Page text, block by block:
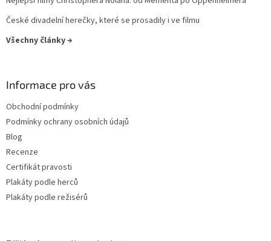
Drew Barrymore 32
Jiřina Bohdalová 32
Martin Růžek 32
Václav Vydra nejml.
Ben Affleck 31
České divadelní herečky, které se prosadily i ve filmu
Všechny články →
Informace pro vás
Obchodní podmínky
Podmínky ochrany osobních údajů
Blog
Recenze
Certifikát pravosti
Plakáty podle herců
Plakáty podle režisérů